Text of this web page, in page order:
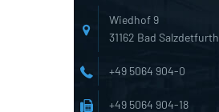
Wiedhof 9
31162 Bad Salzdetfurth
+49 5064 904-0
+49 5064 904-18